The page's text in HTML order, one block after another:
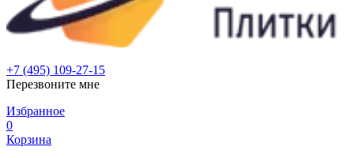
+7 (495) 109-27-15
Перезвоните мне
Избранное
0
Корзина